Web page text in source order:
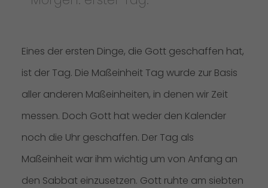
Eines der ersten Dinge, die Gott geschaffen hat,
ist der Tag. Die Maßeinheit Tag wurde zur Basis
aller anderen Maßeinheiten, in denen wir Zeit
messen. Doch Gott hat weder den Kalender
noch die Uhr geschaffen. Der Tag als
Maßeinheit war ihm wichtig um von Anfang an
den Sabbat einzusetzen. Gott ruhte am siebten